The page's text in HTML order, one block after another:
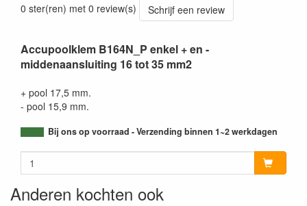
0 ster(ren) met 0 review(s)
Schrijf een review
Accupoolklem B164N_P enkel + en -
middenaansluiting 16 tot 35 mm2
+ pool 17,5 mm.
- pool 15,9 mm.
Bij ons op voorraad - Verzending binnen 1~2 werkdagen
Anderen kochten ook